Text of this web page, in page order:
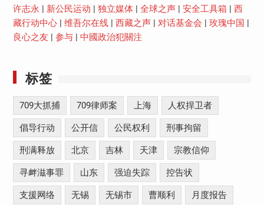
许志永
新公民运动 独立媒体| 全球之声| 安全工具箱
西
藏行动中心| 维吾尔在线| 西藏之声| 对话基金会 玫瑰中国
良心之友
参与| 中國政治犯關注
标签
709大抓捕 709律师案 上海 人权捍卫者
倡导行动 公开信 公民权利 刑事拘留
刑满释放 北京 吉林 天津 宗教信仰
寻衅滋事罪 山东 强迫失踪 控告状
支援网络 无锡 无锡市 曹顺利 月度报告